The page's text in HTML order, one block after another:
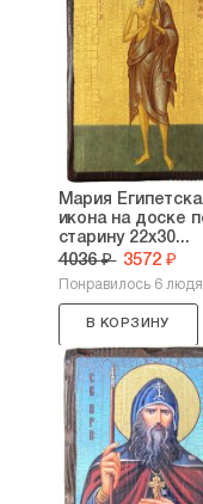
Мария
икона на доске
старину 22х30...
4036 ₽ 3572 ₽
Понравилось 6
В КОРЗИНУ